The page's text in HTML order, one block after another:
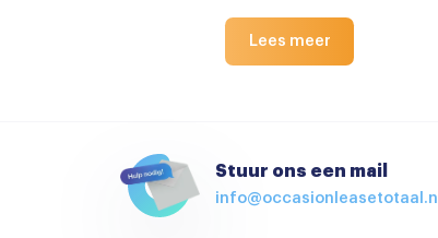
Lees meer
Stuur ons een mail
info@occasionleasetotaal.nl